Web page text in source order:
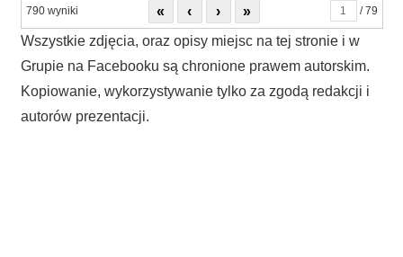
790 wyniki « ‹ › » / 79
Wszystkie zdjęcia, oraz opisy miejsc na tej stronie i w
Grupie na Facebooku są chronione prawem autorskim.
Kopiowanie, wykorzystywanie tylko za zgodą redakcji i
autorów prezentacji.